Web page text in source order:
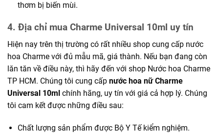
thơm bị biến mùi.
4. Địa chỉ mua Charme Universal 10ml uy tín
Hiện nay trên thị trường có rất nhiều shop cung cấp nước
hoa Charme với đủ mẫu mã, giá thành. Nếu bạn đang còn
lăn tăn về điều này, thì hãy đến với shop Nước hoa Charme
TP HCM. Chúng tôi cung cấp nước hoa nữ Charme
Universal 10ml chính hãng, uy tín với giá cả hợp lý. Chúng
tôi cam kết được những điều sau:
Chất lượng sản phẩm được Bộ Y Tế kiểm nghiệm.